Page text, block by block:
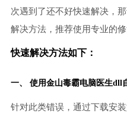
次遇到了还不好快速解决，
解决方法，推荐使用专业的
快速解决方法如下：
一、 使用金山毒霸电脑医生dll
针对此类错误，通过下载安